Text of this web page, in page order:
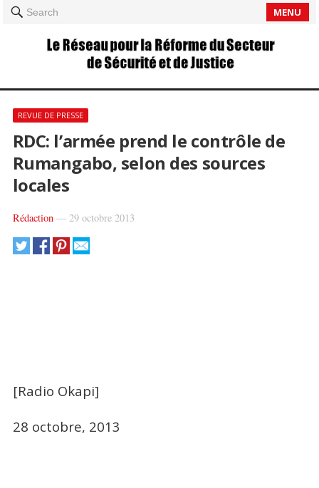
Search MENU
REVUE DE PRESSE
RDC: l’armée prend le contrôle de
Rumangabo, selon des sources
locales
Rédaction— 29 octobre 2013
[Radio Okapi]
28 octobre, 2013